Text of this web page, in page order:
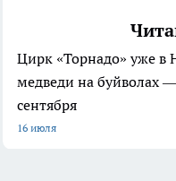
Цирк «Торнадо» уже в
медведи на буйволах
сентября
16 июля